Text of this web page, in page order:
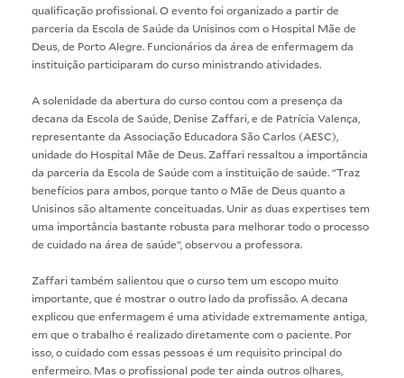
qualificação profissional. O evento foi organizado a partir de
parceria da Escola de Saúde da Unisinos com o Hospital Mãe de
Deus, de Porto Alegre. Funcionários da área de enfermagem da
instituição participaram do curso ministrando atividades.
A solenidade da abertura do curso contou com a presença da
decana da Escola de Saúde, Denise Zaffari, e de Patrícia Valença,
representante da Associação Educadora São Carlos (AESC),
unidade do Hospital Mãe de Deus. Zaffari ressaltou a importância
da parceria da Escola de Saúde com a instituição de saúde. “Traz
benefícios para ambos, porque tanto o Mãe de Deus quanto a
Unisinos são altamente conceituadas. Unir as duas expertises tem
uma importância bastante robusta para melhorar todo o processo
de cuidado na área de saúde”, observou a professora.
Zaffari também salientou que o curso tem um escopo muito
importante, que é mostrar o outro lado da profissão. A decana
explicou que enfermagem é uma atividade extremamente antiga,
em que o trabalho é realizado diretamente com o paciente. Por
isso, o cuidado com essas pessoas é um requisito principal do
enfermeiro. Mas o profissional pode ter ainda outros olhares,